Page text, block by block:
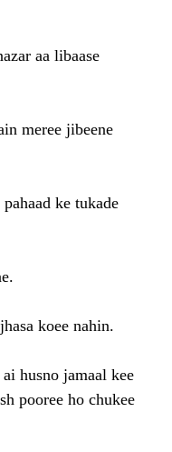
aa libaase
meree jibeene
ke tukade
koee nahin.
ai husno jamaal kee
pooree ho chukee